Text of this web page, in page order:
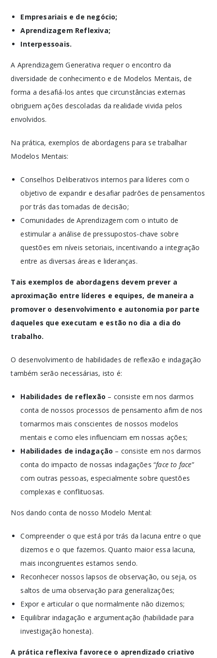
Empresariais e de negócio;
Aprendizagem Reflexiva;
Interpessoais.
A Aprendizagem Generativa requer o encontro da
diversidade de conhecimento e de Modelos Mentais, de
forma a desafiá-los antes que circunstâncias externas
obriguem ações descoladas da realidade vivida pelos
envolvidos.
Na prática, exemplos de abordagens para se trabalhar
Modelos Mentais:
Conselhos Deliberativos internos para líderes com o
objetivo de expandir e desafiar padrões de pensamentos
por trás das tomadas de decisão;
Comunidades de Aprendizagem com o intuito de
estimular a análise de pressupostos-chave sobre
questões em níveis setoriais, incentivando a integração
entre as diversas áreas e lideranças.
Tais exemplos de abordagens devem prever a
aproximação entre líderes e equipes, de maneira a
promover o desenvolvimento e autonomia por parte
daqueles que executam e estão no dia a dia do
trabalho.
O desenvolvimento de habilidades de reflexão e indagação
também serão necessárias, isto é:
Habilidades de reflexão – consiste em nos darmos
conta de nossos processos de pensamento afim de nos
tornarmos mais conscientes de nossos modelos
mentais e como eles influenciam em nossas ações;
Habilidades de indagação – consiste em nos darmos
conta do impacto de nossas indagações “face to face”
com outras pessoas, especialmente sobre questões
complexas e conflituosas.
Nos dando conta de nosso Modelo Mental:
Compreender o que está por trás da lacuna entre o que
dizemos e o que fazemos. Quanto maior essa lacuna,
mais incongruentes estamos sendo.
Reconhecer nossos lapsos de observação, ou seja, os
saltos de uma observação para generalizações;
Expor e articular o que normalmente não dizemos;
Equilibrar indagação e argumentação (habilidade para
investigação honesta).
A prática reflexiva favorece o aprendizado criativo